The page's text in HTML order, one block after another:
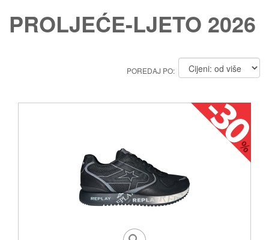
PROLJEĆE-LJETO 2026
POREDAJ PO: